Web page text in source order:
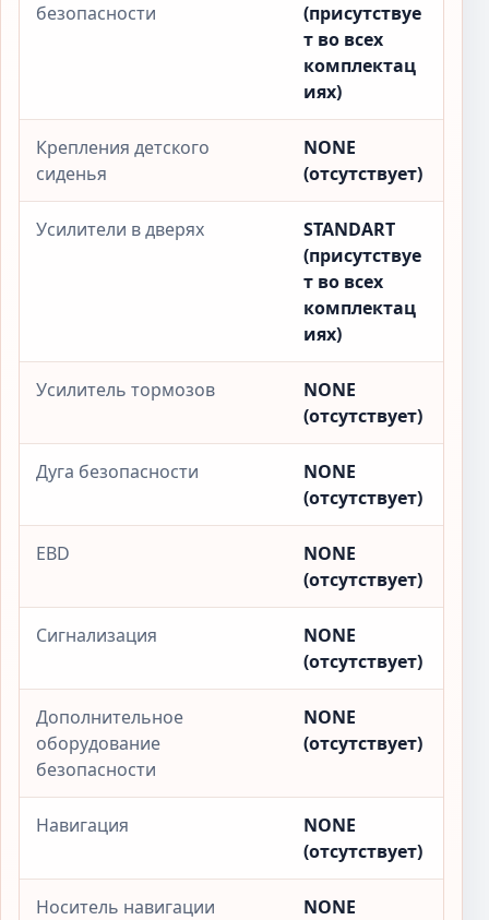
безопасности
(присутствуе
т во всех
комплектац
иях)
Крепления детского
сиденья
NONE
(отсутствует)
Усилители в дверях
STANDART
(присутствуе
т во всех
комплектац
иях)
Усилитель тормозов
NONE
(отсутствует)
Дуга безопасности
NONE
(отсутствует)
EBD
NONE
(отсутствует)
Сигнализация
NONE
(отсутствует)
Дополнительное
оборудование
безопасности
NONE
(отсутствует)
Навигация
NONE
(отсутствует)
Носитель навигации
NONE